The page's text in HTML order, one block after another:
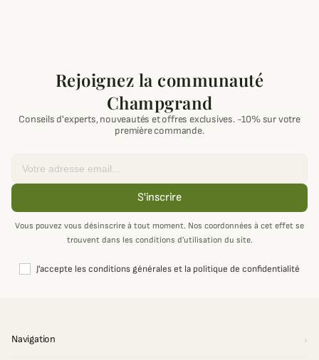
Rejoignez la communauté
Champgrand
Conseils d'experts, nouveautés et offres exclusives. -10% sur votre
première commande.
S'inscrire
Vous pouvez vous désinscrire à tout moment. Nos coordonnées à cet effet se
trouvent dans les conditions d’utilisation du site.
J'accepte les conditions générales et la politique de confidentialité
Navigation